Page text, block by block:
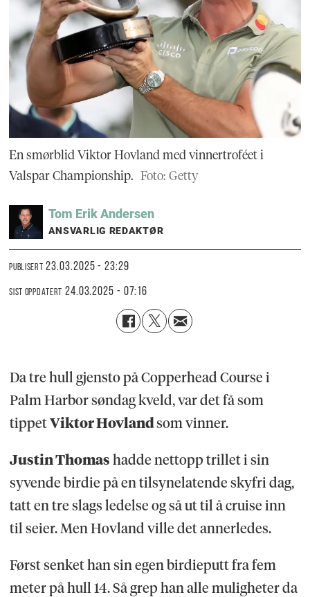
En smørblid Viktor Hovland med vinnertroféet i
Valspar Championship. Foto: Getty
Tom Erik Andersen
ANSVARLIG REDAKTØR
PUBLISERT 23.03.2025 - 23:29
SIST OPPDATERT 24.03.2025 - 07:16
Da tre hull gjensto på Copperhead Course i
Palm Harbor søndag kveld, var det få som
tippetViktor Hovlandsom vinner.
Justin Thomas hadde nettopp trillet i sin
syvende birdie på en tilsynelatende skyfri dag,
tatt en tre slags ledelse og så ut til å cruise inn
til seier. Men Hovland ville det annerledes.
Først senket han sin egen birdieputt fra fem
meter på hull 14. Så grep han alle muligheter da